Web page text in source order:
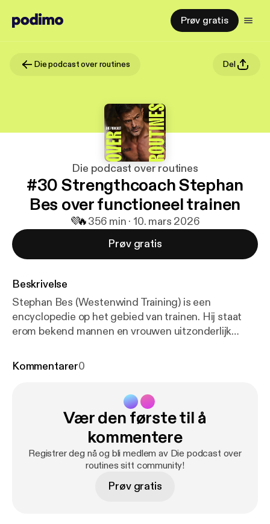
Prøv gratis
Die podcast over routines Del
Die podcast over routines
#30 Strengthcoach Stephan
Bes over functioneel trainen
💜🔥356 min · 10. mars 2026
Prøv gratis
Beskrivelse
Stephan Bes (Westenwind Training) is een
encyclopedie op het gebied van trainen. Hij staat
erom bekend mannen en vrouwen uitzonderlijk
op functioneel trainen. ---------------------------------
Kommentarer0
Vær den første til å
kommentere
Registrer deg nå og bli medlem av Die podcast over
routines sitt community!
Prøv gratis